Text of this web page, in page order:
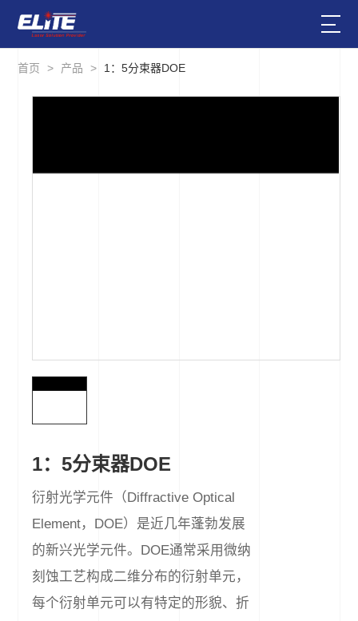
首页 > 产品 > 1：5分束器DOE
1：5分束器DOE
衍射光学元件（Diffractive Optical
Element，DOE）是近几年蓬勃发展
的新兴光学元件。DOE通常采用微纳
刻蚀工艺构成二维分布的衍射单元，
每个衍射单元可以有特定的形貌、折